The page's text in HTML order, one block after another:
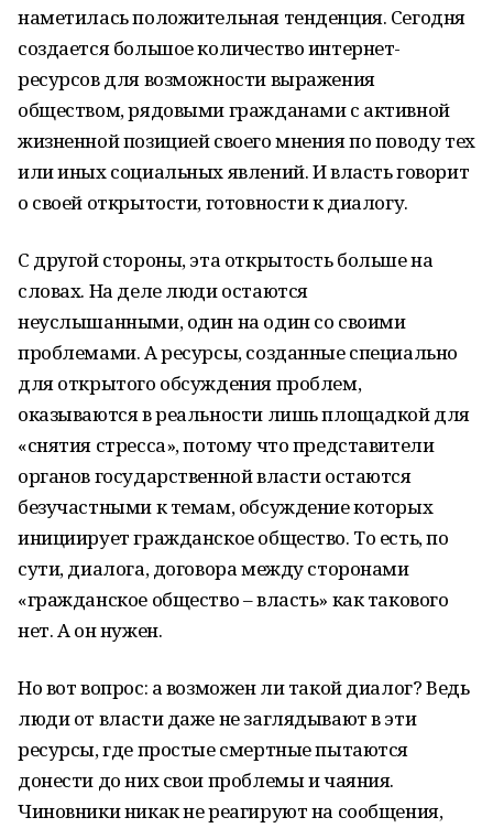
наметилась положительная тенденция. Сегодня
создается большое количество интернет-
ресурсов для возможности выражения
обществом, рядовыми гражданами с активной
жизненной позицией своего мнения по поводу тех
или иных социальных явлений. И власть говорит
о своей открытости, готовности к диалогу.
С другой стороны, эта открытость больше на
словах. На деле люди остаются
неуслышанными, один на один со своими
проблемами. А ресурсы, созданные специально
для открытого обсуждения проблем,
оказываются в реальности лишь площадкой для
«снятия стресса», потому что представители
органов государственной власти остаются
безучастными к темам, обсуждение которых
инициирует гражданское общество. То есть, по
сути, диалога, договора между сторонами
«гражданское общество – власть» как такового
нет. А он нужен.
Но вот вопрос: а возможен ли такой диалог? Ведь
люди от власти даже не заглядывают в эти
ресурсы, где простые смертные пытаются
донести до них свои проблемы и чаяния.
Чиновники никак не реагируют на сообщения,